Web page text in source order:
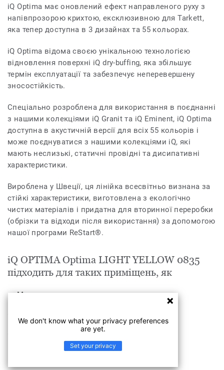
iQ Optima має оновлений ефект направленого руху з
напівпрозорою крихтою, ексклюзивною для Tarkett,
яка тепер доступна в 3 дизайнах та 55 кольорах.
iQ Optima відома своєю унікальною технологією
відновлення поверхні iQ dry-buffing, яка збільшує
термін експлуатації та забезпечує неперевершену
зносостійкість.
Спеціально розроблена для використання в поєднанні
з нашими колекціями iQ Granit та iQ Eminent, iQ Optima
доступна в акустичній версії для всіх 55 кольорів і
може поєднуватися з нашими колекціями iQ, які
мають неслизькі, статичні провідні та дисипативні
характеристики.
Вироблена у Швеції, ця лінійка всесвітньо визнана за
стійкі характеристики, виготовлена з екологічно
чистих матеріалів і придатна для вторинної переробки
(обрізки та відходи після використання) за допомогою
нашої програми ReStart®.
iQ OPTIMA Optima LIGHT YELLOW 0835
підходить для таких приміщень, як
Медицина
We don't know what your privacy preferences
are yet.
Set your privacy